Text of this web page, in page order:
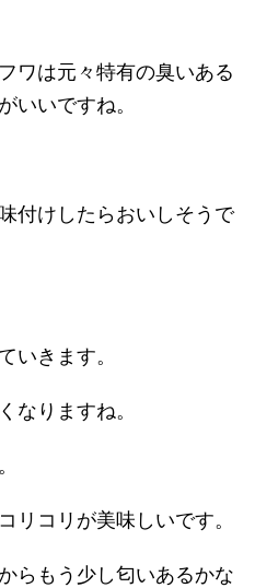
ワは元々特有の臭いある
いいですね。
付けしたらおいしそうで
いきます。
なりますね。
リコリが美味しいです。
らもう少し匂いあるかな